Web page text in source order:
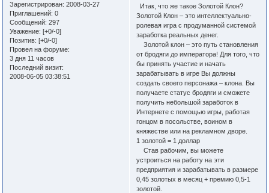
Зарегистрирован: 2008-03-27
Приглашений: 0
Сообщений: 297
Уважение: [+0/-0]
Позитив: [+0/-0]
Провел на форуме:
3 дня 11 часов
Последний визит:
2008-06-05 03:38:51
Итак, что же такое Золотой Клон?
Золотой Клон – это интеллектуально-
ролевая игра с продуманной системой
заработка реальных денег.
Золотой клон – это путь становления
от бродяги до императора! Для того, что
бы принять участие и начать
зарабатывать в игре Вы должны
создать своего персонажа – клона. Вы
получаете статус бродяги и сможете
получить небольшой заработок в
Интернете с помощью игры, работая
гонцом в посольстве, воином в
княжестве или на рекламном дворе.
1 золотой = 1 доллар
Став рабочим, вы можете
устроиться на работу на эти
предприятия и зарабатывать в размере
0,45 золотых в месяц + премию 0,5-1
золотой.